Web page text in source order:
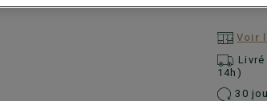
Voir
14h)
30